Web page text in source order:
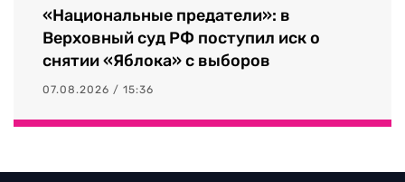
«Национальные предатели»: в
Верховный суд РФ поступил иск о
снятии «Яблока» с выборов
07.08.2026 / 15:36